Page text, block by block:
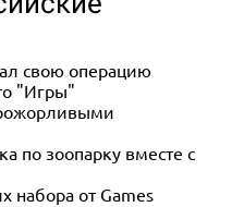
свою операцию
"Игры"
по зоопарку вместе с
набора от Games